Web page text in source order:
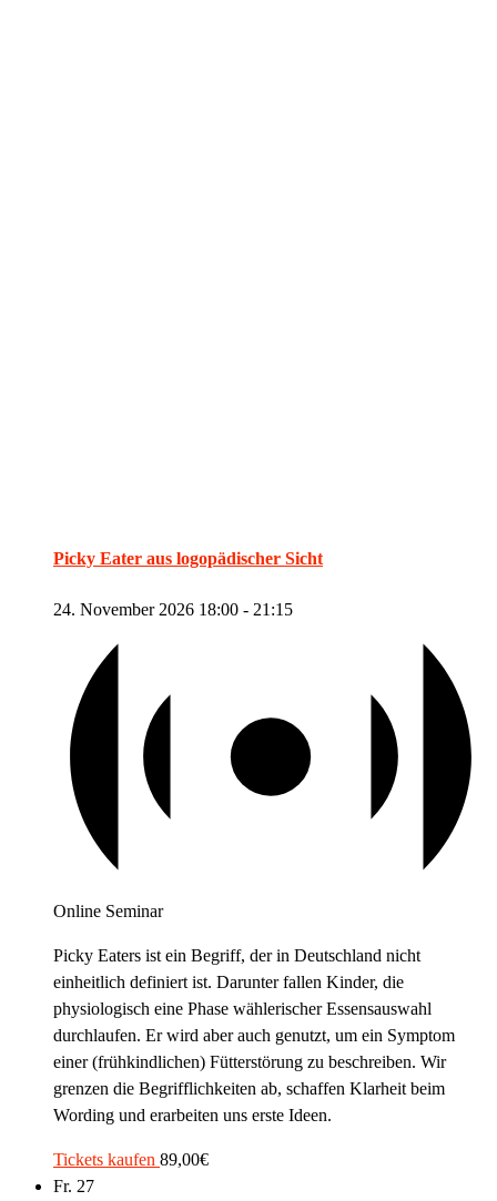
Picky Eater aus logopädischer Sicht
24. November 2026 18:00 - 21:15
Online Seminar
Picky Eaters ist ein Begriff, der in Deutschland nicht
einheitlich definiert ist. Darunter fallen Kinder, die
physiologisch eine Phase wählerischer Essensauswahl
durchlaufen. Er wird aber auch genutzt, um ein Symptom
einer (frühkindlichen) Fütterstörung zu beschreiben. Wir
grenzen die Begrifflichkeiten ab, schaffen Klarheit beim
Wording und erarbeiten uns erste Ideen.
Tickets kaufen 89,00€
Fr. 27